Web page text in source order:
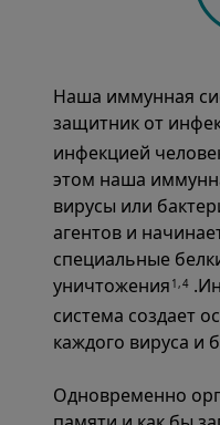
Наша иммунная
защитник от
инфекцией
этом наша
вирусы или
агентов и
специальные
уничтожения 1,4
система создает
каждого вируса и
Одновременно